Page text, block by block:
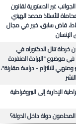
غير الدستورية لقانون
للأستاذ محمد الهيني
قاض سابق، خبير في مجال
خرطة تنال الدكتوراه في
موضوع "الإرادة المنفردة
للالتزام - دراسة مقارنة"،
الإدارية إلى البيروقراطية
دولة داخل الدولة؟